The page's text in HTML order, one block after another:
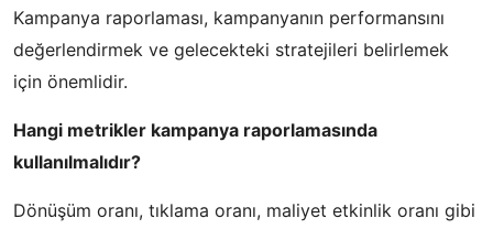
Kampanya raporlaması, kampanyanın performansını
değerlendirmek ve gelecekteki stratejileri belirlemek
için önemlidir.
Hangi metrikler kampanya raporlamasında
kullanılmalıdır?
Dönüşüm oranı, tıklama oranı, maliyet etkinlik oranı gibi